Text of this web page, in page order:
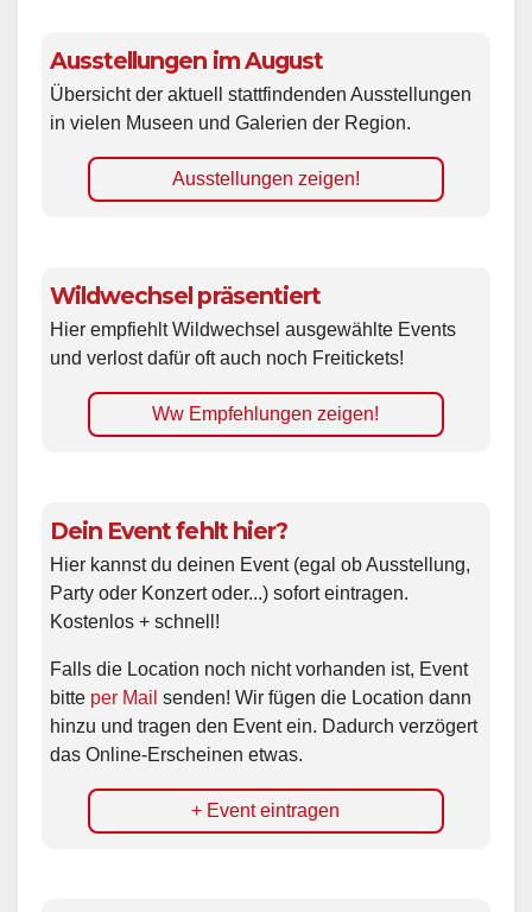
Ausstellungen im August
Übersicht der aktuell stattfindenden Ausstellungen
in vielen Museen und Galerien der Region.
Ausstellungen zeigen!
Wildwechsel präsentiert
Hier empfiehlt Wildwechsel ausgewählte Events
und verlost dafür oft auch noch Freitickets!
Ww Empfehlungen zeigen!
Dein Event fehlt hier?
Hier kannst du deinen Event (egal ob Ausstellung,
Party oder Konzert oder...) sofort eintragen.
Kostenlos + schnell!
Falls die Location noch nicht vorhanden ist, Event
bitte per Mail senden! Wir fügen die Location dann
hinzu und tragen den Event ein. Dadurch verzögert
das Online-Erscheinen etwas.
+ Event eintragen